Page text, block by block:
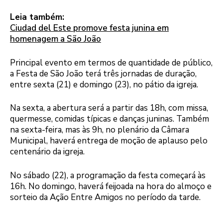
Leia também:
Ciudad del Este promove festa junina em
homenagem a São João
Principal evento em termos de quantidade de público,
a Festa de São João terá três jornadas de duração,
entre sexta (21) e domingo (23), no pátio da igreja.
Na sexta, a abertura será a partir das 18h, com missa,
quermesse, comidas típicas e danças juninas. Também
na sexta-feira, mas às 9h, no plenário da Câmara
Municipal, haverá entrega de moção de aplauso pelo
centenário da igreja.
No sábado (22), a programação da festa começará às
16h. No domingo, haverá feijoada na hora do almoço e
sorteio da Ação Entre Amigos no período da tarde.